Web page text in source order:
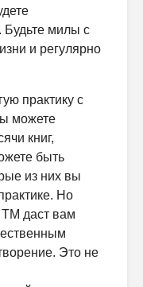
Будьте милы с
и регулярно
практику с
можете
книг,
быть
из них вы
Но
ТМ даст вам
Это не